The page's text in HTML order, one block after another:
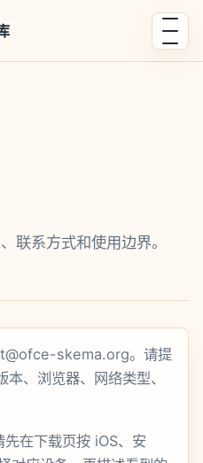
联系方式和使用边界。
skema.org。请提
、浏览器、网络类型、
在下载页按 iOS、安